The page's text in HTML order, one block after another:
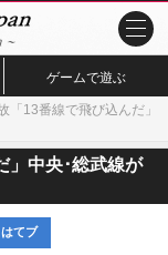
ゲームで遊ぶ
「13番線で飛び込んだ」
」中央･総武線が
はてブ